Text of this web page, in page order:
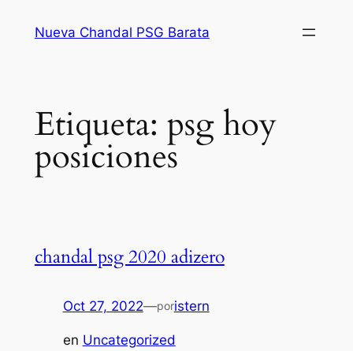
Nueva Chandal PSG Barata
Etiqueta: psg hoy
posiciones
chandal psg 2020 adizero
Oct 27, 2022—poristern
en Uncategorized